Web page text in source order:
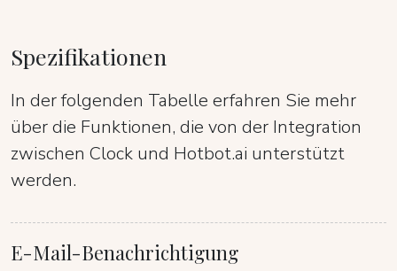
Spezifikationen
In der folgenden Tabelle erfahren Sie mehr
über die Funktionen, die von der Integration
zwischen Clock und Hotbot.ai unterstützt
werden.
E-Mail-Benachrichtigung